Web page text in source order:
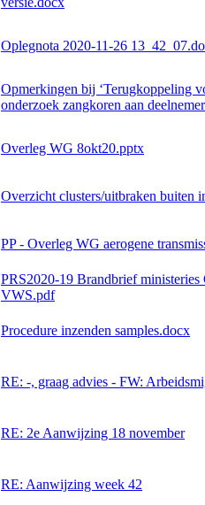
Oplegnota 2020-11-26
Opmerkingen bij ‘Terugkoppeling
onderzoek zangkoren aan
Overleg WG 8okt20.pptx
Overzicht clusters/uitbraken buiten
PP - Overleg WG aerogene
PRS2020-19 Brandbrief
VWS.pdf
Procedure inzenden samples.docx
RE: -, graag advies - FW:
RE: 2e Aanwijzing 18 november
RE: Aanwijzing week 42